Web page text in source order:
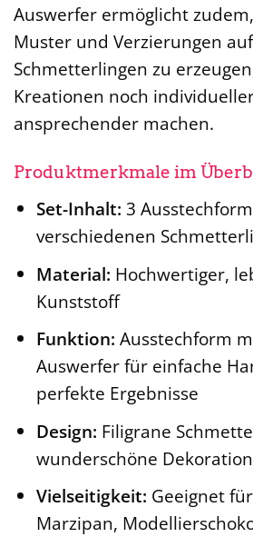
Auswerfer ermöglicht
Muster und Verzierungen
Schmetterlingen zu
Kreationen noch
ansprechender machen.
Produktmerkmale im
Set-Inhalt: 3
verschiedenen
Material: Hochwertiger,
Kunststoff
Funktion: Ausstechform
Auswerfer für einfache
perfekte Ergebnisse
Design: Filigrane
wunderschöne
Vielseitigkeit: Geeignet
Marzipan,